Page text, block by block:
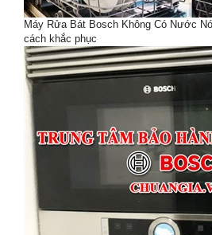
Máy Rửa Bát Bosch Không Có Nước
cách khắc phục